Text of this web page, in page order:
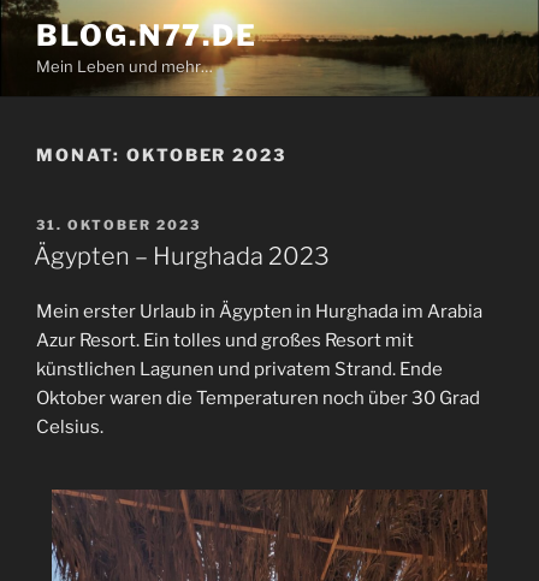
Zum
Inhalt
springen
BLOG.N77.DE
Mein Leben und mehr…
MONAT: OKTOBER 2023
VERÖFFENTLICHT
AM
31. OKTOBER 2023
Ägypten – Hurghada 2023
Mein erster Urlaub in Ägypten in Hurghada im Arabia
Azur Resort. Ein tolles und großes Resort mit
künstlichen Lagunen und privatem Strand. Ende
Oktober waren die Temperaturen noch über 30 Grad
Celsius.